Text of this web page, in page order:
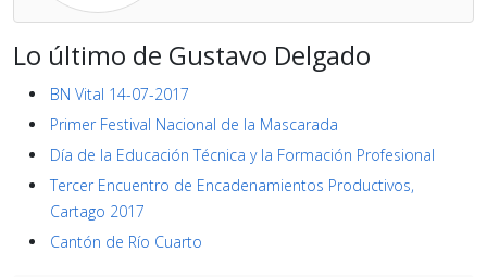
Lo último de Gustavo Delgado
BN Vital 14-07-2017
Primer Festival Nacional de la Mascarada
Día de la Educación Técnica y la Formación Profesional
Tercer Encuentro de Encadenamientos Productivos,
Cartago 2017
Cantón de Río Cuarto